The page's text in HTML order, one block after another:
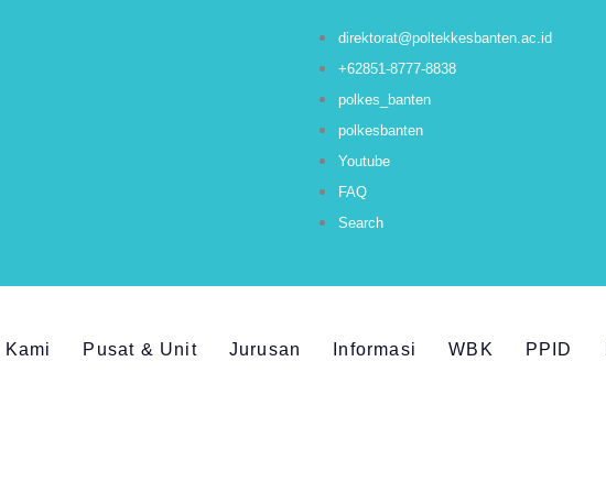
direktorat@poltekkesbanten.ac.id
+62851-8777-8838
polkes_banten
polkesbanten
Youtube
FAQ
Search
Kami Pusat & Unit Jurusan Informasi WBK PPID